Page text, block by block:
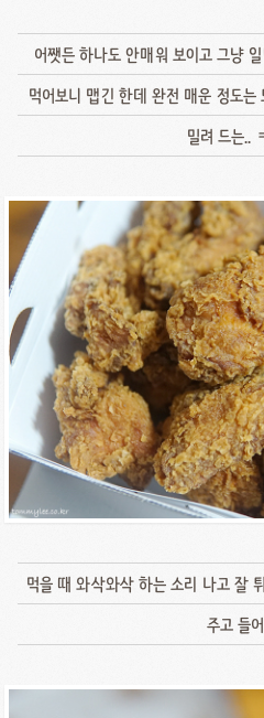
어쨋든 하나도 안매워 보이고 그냥
먹어보니 맵긴 한데 완전 매운 정도
밀려 드는..
먹을 때 와삭와삭 하는 소리 나고 잘
주고 들